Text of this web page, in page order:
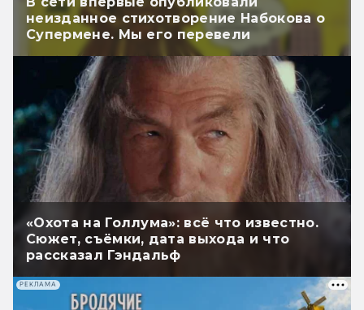
неизданное стихотворение Набокова о
Супермене. Мы его перевели
«Охота на Голлума»: всё что известно.
Сюжет, съёмки, дата выхода и что
рассказал Гэндальф
РЕКЛАМА